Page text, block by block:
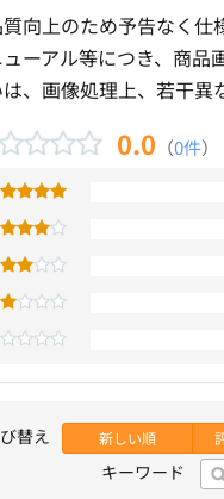
向上のため予告なく仕
ューアル等につき、商
、画像処理上、若干異
0.0 （0件）
替え 新しい順
キーワード